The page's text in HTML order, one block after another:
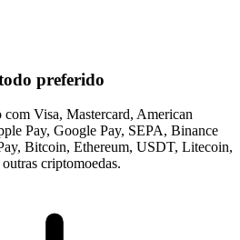
preferido
com Visa, Mastercard, American
Pay, Google Pay, SEPA, Binance
Bitcoin, Ethereum, USDT, Litecoin,
criptomoedas.